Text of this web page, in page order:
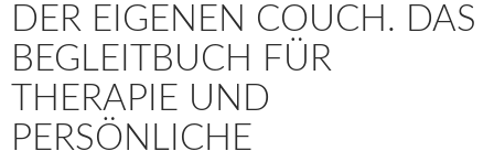
DER EIGENEN COUCH. DAS
BEGLEITBUCH FÜR
THERAPIE UND
PERSÖNLICHE